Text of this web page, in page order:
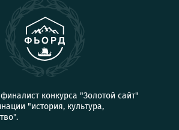
конкурса "Золотой сайт"
"история, культура,